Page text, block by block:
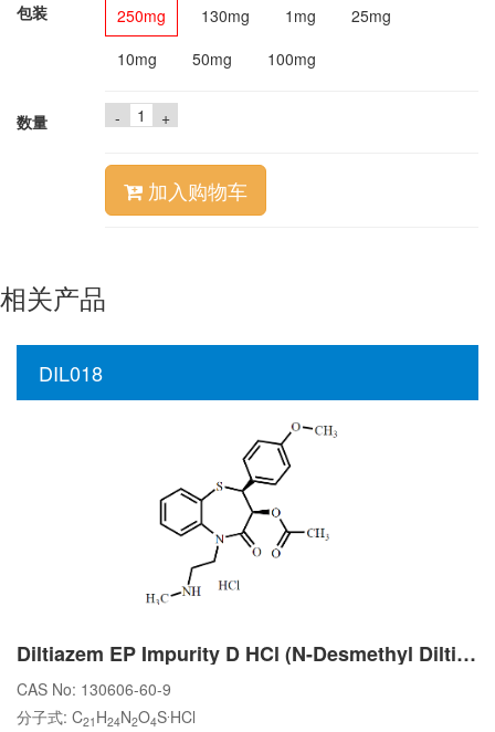
包装 250mg 130mg 1mg
25mg
10mg
50mg 100mg
数量 - +
加入购物车
相关产品
DIL018
Diltiazem EP Impurity D HCl (N-Desmethyl Diltiazem HCl)
CAS No: 130606-60-9
分子式: C21 H24N2O4S HCl